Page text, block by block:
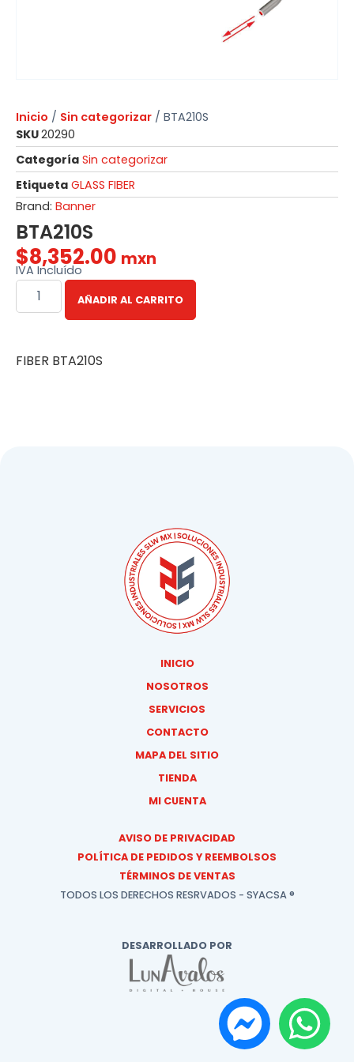
Inicio / Sin categorizar / BTA210S
SKU20290
Categoría Sin categorizar
Etiqueta GLASS FIBER
Brand: Banner
BTA210S
$8,352.00 mxn
IVA Incluído
AÑADIR AL CARRITO
FIBER BTA210S
INICIO
NOSOTROS
SERVICIOS
CONTACTO
MAPA DEL SITIO
TIENDA
MI CUENTA
AVISO DE PRIVACIDAD
POLÍTICA DE PEDIDOS Y REEMBOLSOS
TÉRMINOS DE VENTAS
TODOS LOS DERECHOS RESRVADOS - SYACSA ®
DESARROLLADO POR